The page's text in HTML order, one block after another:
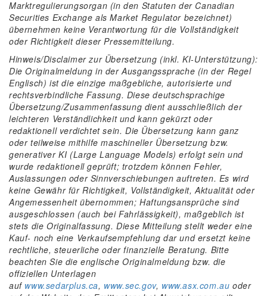
Marktregulierungsorgan (in den Statuten der Canadian
Securities Exchange als Market Regulator bezeichnet)
übernehmen keine Verantwortung für die Vollständigkeit
oder Richtigkeit dieser Pressemitteilung.
Hinweis/Disclaimer zur Übersetzung (inkl. KI-Unterstützung):
Die Originalmeldung in der Ausgangssprache (in der Regel
Englisch) ist die einzige maßgebliche, autorisierte und
rechtsverbindliche Fassung. Diese deutschsprachige
Übersetzung/Zusammenfassung dient ausschließlich der
leichteren Verständlichkeit und kann gekürzt oder
redaktionell verdichtet sein. Die Übersetzung kann ganz
oder teilweise mithilfe maschineller Übersetzung bzw.
generativer KI (Large Language Models) erfolgt sein und
wurde redaktionell geprüft; trotzdem können Fehler,
Auslassungen oder Sinnverschiebungen auftreten. Es wird
keine Gewähr für Richtigkeit, Vollständigkeit, Aktualität oder
Angemessenheit übernommen; Haftungsansprüche sind
ausgeschlossen (auch bei Fahrlässigkeit), maßgeblich ist
stets die Originalfassung. Diese Mitteilung stellt weder eine
Kauf- noch eine Verkaufsempfehlung dar und ersetzt keine
rechtliche, steuerliche oder finanzielle Beratung. Bitte
beachten Sie die englische Originalmeldung bzw. die
offiziellen Unterlagen
auf www.sedarplus.ca, www.sec.gov, www.asx.com.au oder